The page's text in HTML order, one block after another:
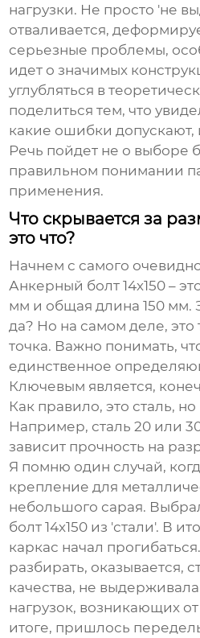
нагрузки. Не просто 'не
отваливается,
серьезные проблемы,
идет о значимых
углубляться в
поделиться тем, что
какие ошибки допускают,
Речь пойдет не о выборе
правильном понимании
применения.
Что скрывается за
это что?
Начнем с самого
Анкерный болт 14х150 –
мм и общая длина 150 мм.
да? Но на самом деле, это
точка. Важно понимать,
единственное
Ключевым является,
Как правило, это сталь, но
Например, сталь 20 или
зависит прочность на
Я помню один случай,
крепление для
небольшого сарая.
болт 14х150 из 'стали'. В
каркас начал
разбирать, оказывается,
качества, не
нагрузок, возникающих
итоге, пришлось